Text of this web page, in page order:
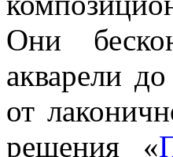
Они
акварели
от
решения «